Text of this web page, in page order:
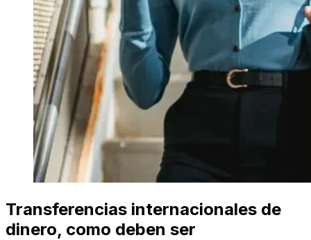
Transferencias internacionales de
dinero, como deben ser